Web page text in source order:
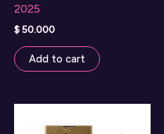
2025
$50.000
Add to cart